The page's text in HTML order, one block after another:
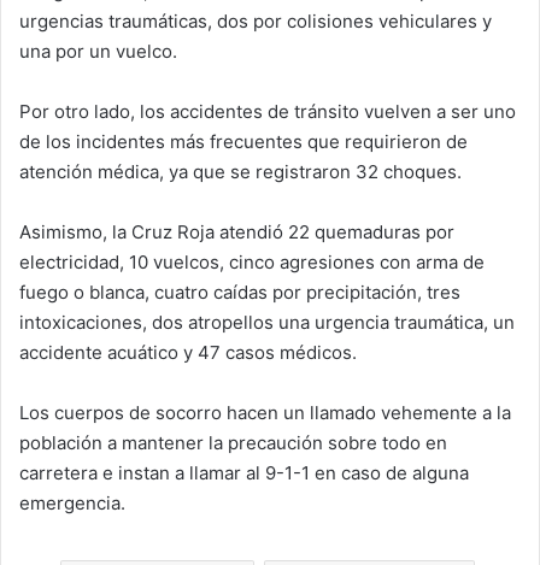
urgencias traumáticas, dos por colisiones vehiculares y
una por un vuelco.
Por otro lado, los accidentes de tránsito vuelven a ser uno
de los incidentes más frecuentes que requirieron de
atención médica, ya que se registraron 32 choques.
Asimismo, la Cruz Roja atendió 22 quemaduras por
electricidad, 10 vuelcos, cinco agresiones con arma de
fuego o blanca, cuatro caídas por precipitación, tres
intoxicaciones, dos atropellos una urgencia traumática, un
accidente acuático y 47 casos médicos.
Los cuerpos de socorro hacen un llamado vehemente a la
población a mantener la precaución sobre todo en
carretera e instan a llamar al 9-1-1 en caso de alguna
emergencia.